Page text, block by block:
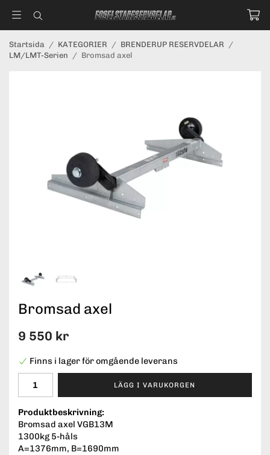
Startsida / KATEGORIER / BRENDERUP RESERVDELAR /
LM/LMT-Serien / Bromsad axel
Bromsad axel
9 550 kr
Finns i lager för omgående leverans
LÄGG I VARUKORGEN
Produktbeskrivning:
Bromsad axel VGB13M
1300kg 5-håls
A=1376mm, B=1690mm